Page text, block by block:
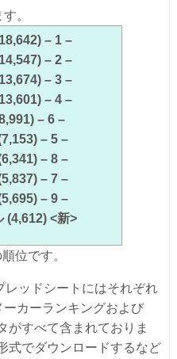
。
– 1 –
– 2 –
– 3 –
– 4 –
– 6 –
– 5 –
– 8 –
– 7 –
– 9 –
(4,612) <新>
位です。
レッドシートにはそれぞれ
カーランキングおよび
がすべて含まれておりま
式でダウンロードするなど